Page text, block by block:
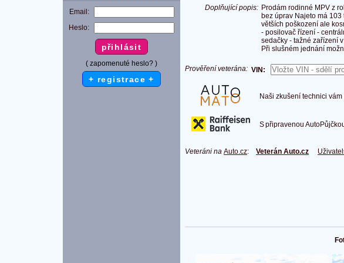
Email:
Heslo:
( zapomenuté heslo? )
+ registrace +
Doplňující popis: Prodám rodinné MPV z
bez úprav Najeto má
větších poškození ale
- posilovač řízení -
sedačky - tažné zařízení
Při slušném jednání
Prověření veterána: VIN:
Naši zkušení technici
S připravenou
Veteráni na Auto.cz: Veterán Auto.cz